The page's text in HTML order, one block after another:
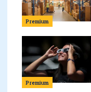
Premium
Premium